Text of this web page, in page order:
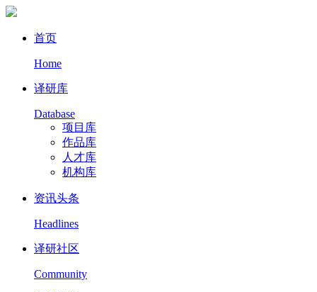
首页
Home
译研库
Database
项目库
作品库
人才库
机构库
资讯头条
Headlines
译研社区
Community